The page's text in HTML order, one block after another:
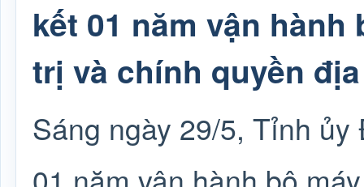
kết 01 năm vận
trị và chính quyền
Sáng ngày 29/5, Tỉnh